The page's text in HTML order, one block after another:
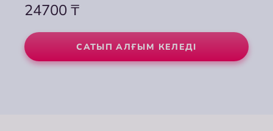
24700₸
САТЫП АЛҒЫМ КЕЛЕДІ
24700₸
САТЫП АЛҒЫМ КЕЛЕДІ
24700₸
САТЫП АЛҒЫМ КЕЛЕДІ